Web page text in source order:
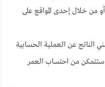
من خلال إحدى المواقع على
الناتج عن العملية الحسابية
ستتمكن من احتساب العمر